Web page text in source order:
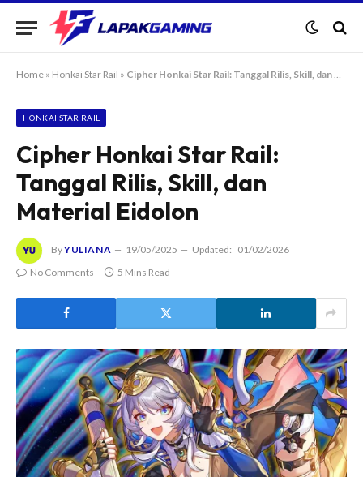
Home » Honkai Star Rail » Cipher Honkai Star Rail: Tanggal Rilis, Skill, dan Material Eidolon
HONKAI STAR RAIL
Cipher Honkai Star Rail:
Tanggal Rilis, Skill, dan
Material Eidolon
ByYULIANA 19/05/2025 Updated: 01/02/2026
No Comments
5 Mins Read